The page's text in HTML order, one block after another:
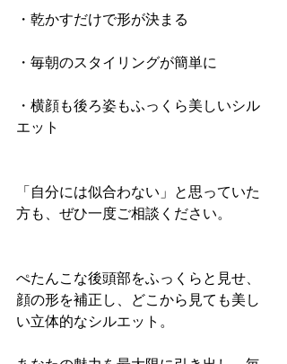
・乾かすだけで形が決まる
・毎朝のスタイリングが簡単に
・横顔も後ろ姿もふっくら美しいシル
エット
「自分には似合わない」と思っていた
方も、ぜひ一度ご相談ください。
ぺたんこな後頭部をふっくらと見せ、
顔の形を補正し、どこから見ても美し
い立体的なシルエット。